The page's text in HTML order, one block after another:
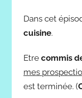
Dans cet
cuisine.
Etre commis
mes
est terminée. (